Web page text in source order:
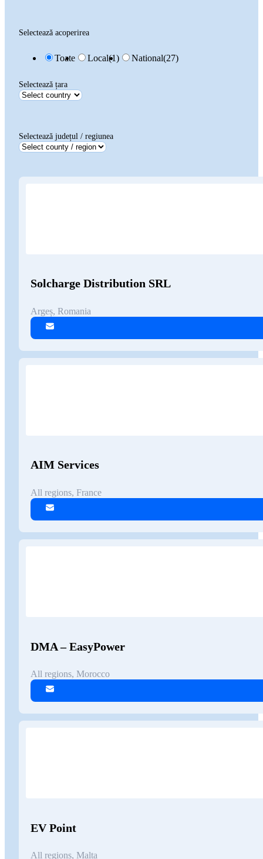
Selectează acoperirea
Toate Local(1) National(27)
Selectează țara
Selectează județul / regiunea
Solcharge Distribution SRL
Argeș, Romania
AIM Services
All regions, France
DMA – EasyPower
All regions, Morocco
EV Point
All regions, Malta